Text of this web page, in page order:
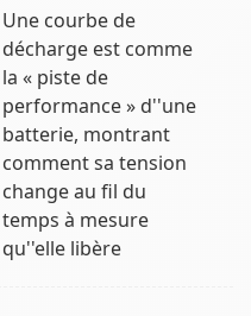
Une courbe de
décharge est comme
la « piste de
performance » d''une
batterie, montrant
comment sa tension
change au fil du
temps à mesure
qu''elle libère